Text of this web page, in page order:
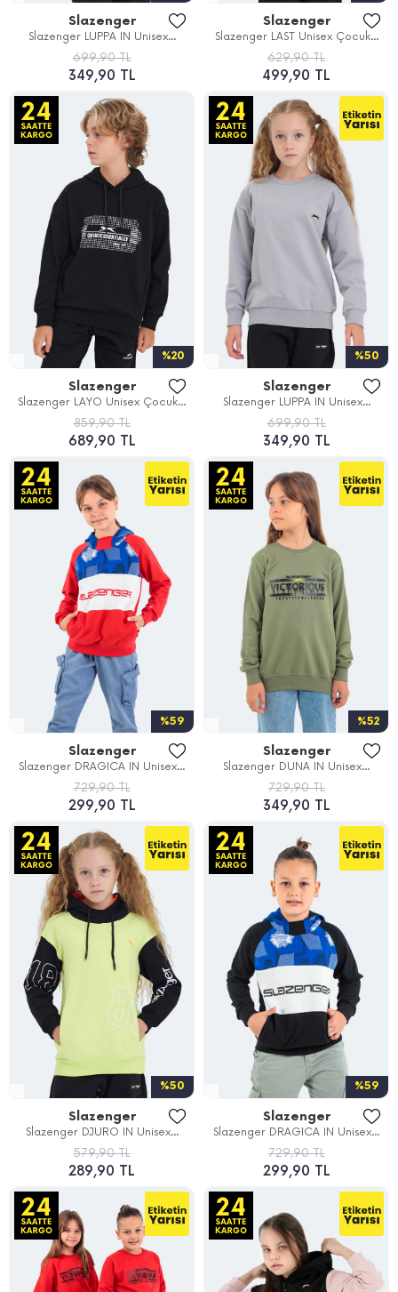
Slazenger
Slazenger LUPPA IN Unisex...
699,90 TL
349,90 TL
Slazenger
Slazenger LAST Unisex Çocuk...
629,90 TL
499,90 TL
%20
Slazenger
Slazenger LAYO Unisex Çocuk...
859,90 TL
689,90 TL
%50
Slazenger
Slazenger LUPPA IN Unisex...
699,90 TL
349,90 TL
%59
Slazenger
Slazenger DRAGICA IN Unisex...
729,90 TL
299,90 TL
%52
Slazenger
Slazenger DUNA IN Unisex...
729,90 TL
349,90 TL
%50
Slazenger
Slazenger DJURO IN Unisex...
579,90 TL
289,90 TL
%59
Slazenger
Slazenger DRAGICA IN Unisex...
729,90 TL
299,90 TL